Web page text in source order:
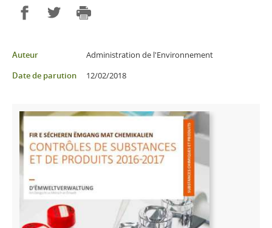
Auteur
Administration de l'Environnement
Date de parution
12/02/2018